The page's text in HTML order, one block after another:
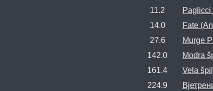
11.2
Paglicci
14.0
Fate
27.6
Murge
142.0
Modra
161.4
Vela
224.9